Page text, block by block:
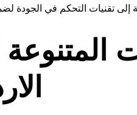
إلى تقنيات التحكم في الجودة